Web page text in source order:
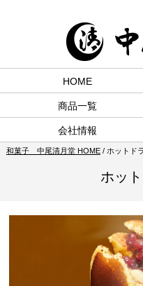
HOME
商品一覧
会社情報
和菓子 中尾清月堂 HOME/ ホットド
ホッ